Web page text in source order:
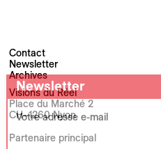
Contact
Newsletter
Archives
Visions du Réel
Place du Marché 2
CH–1260 Nyon
Partenaire principal
Newsletter
Votre adresse e-mail